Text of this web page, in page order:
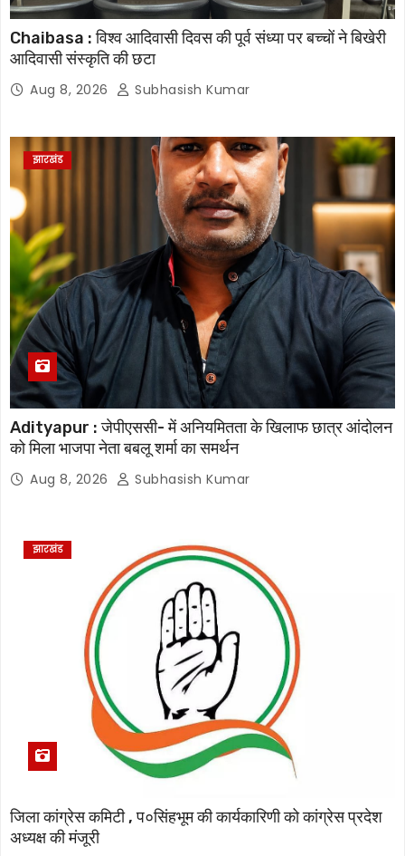
Chaibasa : विश्व आदिवासी दिवस की पूर्व संध्या पर बच्चों ने बिखेरी
आदिवासी संस्कृति की छटा
Aug 8, 2026 Subhasish Kumar
झारखंड
Adityapur : जेपीएससी- में अनियमितता के खिलाफ छात्र आंदोलन
को मिला भाजपा नेता बबलू शर्मा का समर्थन
Aug 8, 2026 Subhasish Kumar
झारखंड
जिला कांग्रेस कमिटी , प०सिंहभूम की कार्यकारिणी को कांग्रेस प्रदेश
अध्यक्ष की मंजूरी